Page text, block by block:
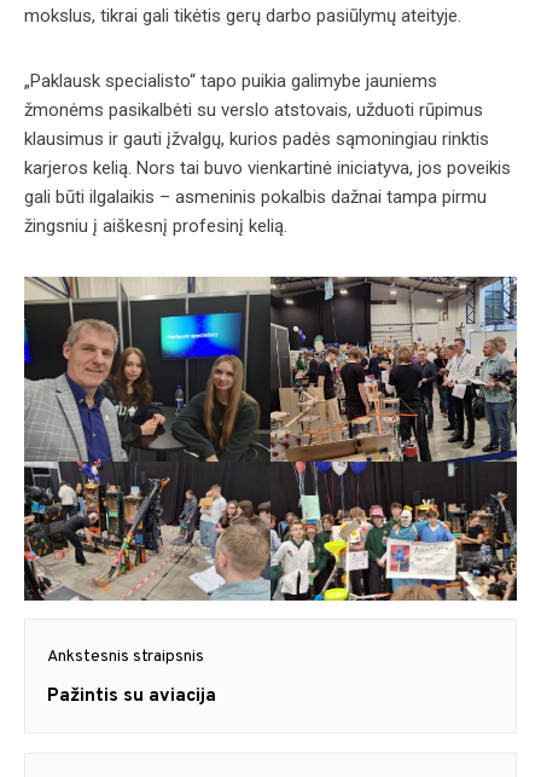
mokslus, tikrai gali tikėtis gerų darbo pasiūlymų ateityje.
„Paklausk specialisto“ tapo puikia galimybe jauniems
žmonėms pasikalbėti su verslo atstovais, užduoti rūpimus
klausimus ir gauti įžvalgų, kurios padės sąmoningiau rinktis
karjeros kelią. Nors tai buvo vienkartinė iniciatyva, jos poveikis
gali būti ilgalaikis – asmeninis pokalbis dažnai tampa pirmu
žingsniu į aiškesnį profesinį kelią.
Navigacija
tarp
Ankstesnis straipsnis
Previous
Pažintis su aviacija